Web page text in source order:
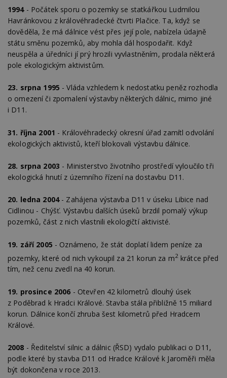
1994- Počátek sporu o pozemky se statkářkou Ludmilou
Havránkovou z královéhradecké čtvrti Plačice. Ta, když se
dověděla, že má dálnice vést přes její pole, nabízela údajně
státu směnu pozemků, aby mohla dál hospodařit. Když
neuspěla a úředníci jí prý hrozili vyvlastněním, prodala některá
pole ekologickým aktivistům.
23. srpna 1995 - Vláda vzhledem k nedostatku peněz rozhodla
o omezení či zpomalení výstavby některých dálnic, mimo jiné
i D11.
31. října 2001 - Královéhradecký okresní úřad zamítl odvolání
ekologických aktivistů, kteří blokovali výstavbu dálnice.
28. srpna 2003 - Ministerstvo životního prostředí vyloučilo tři
ekologická hnutí z územního řízení na dostavbu D11.
20. ledna 2004- Zahájena výstavba D11 v úseku Libice nad
Cidlinou - Chýšť. Výstavbu dalších úseků brzdil pomalý výkup
pozemků, část z nich vlastnili ekologičtí aktivisté.
19. září 2005 - Oznámeno, že stát doplatí lidem peníze za
pozemky, které od nich vykoupil za 21 korun za m2krátce před
tím, než cenu zvedl na 40 korun.
19. prosince 2006 - Otevřen 42 kilometrů dlouhý úsek
z Poděbrad k Hradci Králové. Stavba stála přibližně 15 miliard
korun. Dálnice končí zhruba šest kilometrů před Hradcem
Králové.
2008 - Ředitelství silnic a dálnic (ŘSD) vydalo publikaci o D11,
podle které by stavba D11 od Hradce Králové k Jaroměři měla
být dokončena v roce 2013.